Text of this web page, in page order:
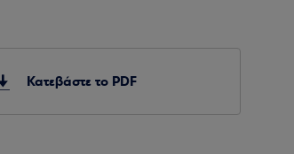
Κατεβάστε το PDF